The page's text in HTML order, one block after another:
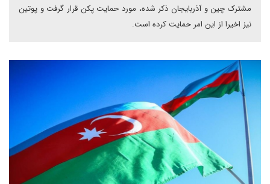
مشترک چین و آذربایجان ذکر شده، مورد حمایت پکن قرار گرفت و پوتین
نیز اخیرا از این امر حمایت کرده است.